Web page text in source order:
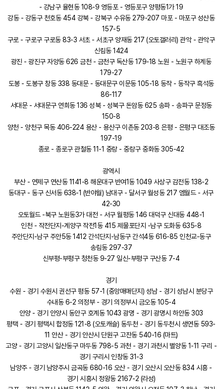
- 강남구 율현동 108-9 영등포 - 영등포구 양평동1가 19
강동 - 강동구 천호동 454 강북 - 강북구 수유동 279-207 마포 - 마포구 성산동
157-5
구로 - 구로구 구로동 83-3 서초 - 서초구 양재동 217 (오토갤러리) 관악 - 관악구
신림동 1424
광진 - 광진구 자양동 626 금천 - 금천구 독산동 179-18 노원 - 노원구 하계동
179-27
도봉 - 도봉구 창동 338 동대문 - 동대문구 이문동 105-18 동작 - 동작구 흑석동
86-117
서대문 - 서대문구 연희동 136 성북 - 성북구 돈암동 625 송파 - 송파구 문정동
150-8
양천 - 양천구 목동 406-224 용산 - 용산구 이촌동 203-8 은평 - 은평구 대조동
197-19
종로 - 종로구 관철동 11-1 중랑 - 중랑구 중화동 305-42
광역시
부산 - 연제구 연산동 1141-8 해운대구 반여1동 1049 사상구 감전동 138-2
동대구 - 동구 신서동 638-1 (반야월) 남대구 - 달서구 월성동 217 엠월드 - 서구
42-30
오토월드 -북구 노원동3가 대전 - 서구 월평동 146 대덕구 신대동 448-1
인천 - 작전단지-계양구 작전1동 415 제물포단지 -남구 도화동 635-8
주안단지-남구 주안5동 1412 간석단지-남동구 간석4동 616-85 인천교-동구
송림동 297-37
신부평-부평구 청천동 9-27 일신-부평구 구산동 7-4
경기
수원 - 경기 수원시 권선구 평동 57-1 (중앙매매단지) 성남 - 경기 성남시 분당구
수내동 6-2 의정부 - 경기 의정부시 금오동 105-4
안양 - 경기 안양시 동안구 호계동 1043 광명 - 경기 광명시 하안동 303
평택 - 경기 평택시 합정동 121-8 (오토캐슬) 동두천 - 경기 동두천시 생연동 593-
11 안산 - 경기 안산시 단원구 고잔동 540-16 (마트)
고양 - 경기 고양시 일산동구 마두동 798-5 과천 - 경기 과천시 별양동 1-11 구리 -
경기 구리시 인창동 31-3
남양주 - 경기 남양주시 금곡동 680-16 오산 - 경기 오산시 오산동 834 시흥 -
경기 시흥시 정왕동 2167-2 (라성)